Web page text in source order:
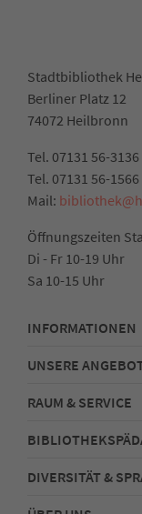
Stadtbibliothek
Berliner Platz 12
74072 Heilbronn
Tel. 07131 56-
Tel. 07131 56-
Mail:
Öffnungszeiten
Di - Fr 10-19 Uhr
Sa 10-15 Uhr
INFORMATIONEN
UNSERE
RAUM & SERVICE
DIVERSITÄT &